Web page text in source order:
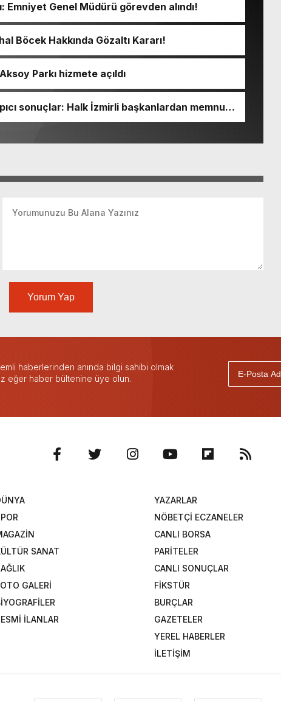
Emniyet Genel Müdürü görevden alındı!
Böcek Hakkında Gözaltı Kararı!
Parkı hizmete açıldı
sonuçlar: Halk İzmirli başkanlardan memnun,
Yorum Yap
haberlerinden anında bilgi sahibi olmak
eğer haber bültenine üye olun.
SANAT
GALERİ
İLANLAR
YAZARLAR
NÖBETÇİ ECZANELER
CANLI BORSA
PARİTELER
CANLI SONUÇLAR
FİKSTÜR
BURÇLAR
GAZETELER
YEREL HABERLER
İLETİŞİM